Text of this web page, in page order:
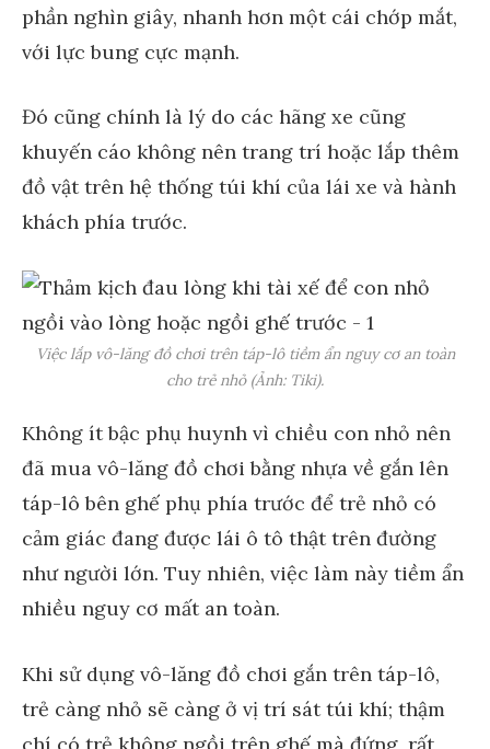
phần nghìn giây, nhanh hơn một cái chớp mắt,
với lực bung cực mạnh.
Đó cũng chính là lý do các hãng xe cũng
khuyến cáo không nên trang trí hoặc lắp thêm
đồ vật trên hệ thống túi khí của lái xe và hành
khách phía trước.
Việc lắp vô-lăng đồ chơi trên táp-lô tiềm ẩn nguy cơ an toàn
cho trẻ nhỏ (Ảnh: Tiki).
Không ít bậc phụ huynh vì chiều con nhỏ nên
đã mua vô-lăng đồ chơi bằng nhựa về gắn lên
táp-lô bên ghế phụ phía trước để trẻ nhỏ có
cảm giác đang được lái ô tô thật trên đường
như người lớn. Tuy nhiên, việc làm này tiềm ẩn
nhiều nguy cơ mất an toàn.
Khi sử dụng vô-lăng đồ chơi gắn trên táp-lô,
trẻ càng nhỏ sẽ càng ở vị trí sát túi khí; thậm